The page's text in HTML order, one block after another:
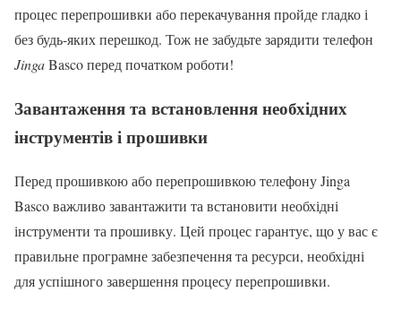
процес перепрошивки або перекачування пройде гладко і
без будь-яких перешкод. Тож не забудьте зарядити телефон
JingaBasco перед початком роботи!
Завантаження та встановлення необхідних
інструментів і прошивки
Перед прошивкою або перепрошивкою телефону Jinga
Basco важливо завантажити та встановити необхідні
інструменти та прошивку. Цей процес гарантує, що у вас є
правильне програмне забезпечення та ресурси, необхідні
для успішного завершення процесу перепрошивки.